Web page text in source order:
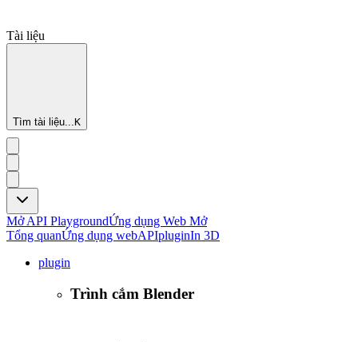
Tài liệu
Tìm tài liệu...K
Mở API PlaygroundỨng dụng Web Mở
Tổng quanỨng dụng webAPIpluginIn 3D
plugin
Trình cắm Blender